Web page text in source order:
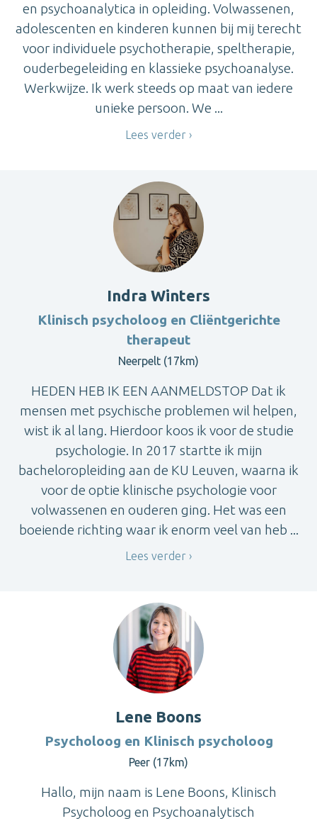
en psychoanalytica in opleiding. Volwassenen,
adolescenten en kinderen kunnen bij mij terecht
voor individuele psychotherapie, speltherapie,
ouderbegeleiding en klassieke psychoanalyse.
Werkwijze. Ik werk steeds op maat van iedere
unieke persoon. We ...
Lees verder
Indra Winters
Klinisch psycholoog en Cliëntgerichte
therapeut
Neerpelt (17km)
HEDEN HEB IK EEN AANMELDSTOP Dat ik
mensen met psychische problemen wil helpen,
wist ik al lang. Hierdoor koos ik voor de studie
psychologie. In 2017 startte ik mijn
bacheloropleiding aan de KU Leuven, waarna ik
voor de optie klinische psychologie voor
volwassenen en ouderen ging. Het was een
boeiende richting waar ik enorm veel van heb ...
Lees verder
Lene Boons
Psycholoog en Klinisch psycholoog
Peer (17km)
Hallo, mijn naam is Lene Boons, Klinisch
Psycholoog en Psychoanalytisch